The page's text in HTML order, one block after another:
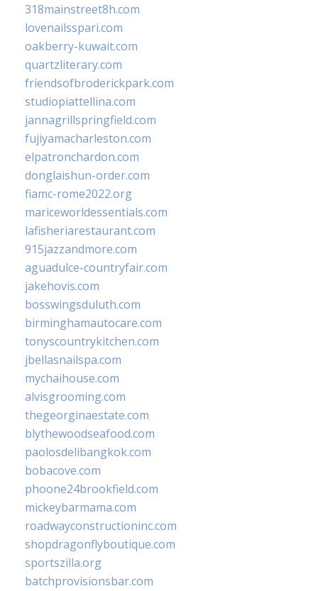
318mainstreet8h.com
lovenailsspari.com
oakberry-kuwait.com
quartzliterary.com
friendsofbroderickpark.com
studiopiattellina.com
jannagrillspringfield.com
fujiyamacharleston.com
elpatronchardon.com
donglaishun-order.com
fiamc-rome2022.org
mariceworldessentials.com
lafisheriarestaurant.com
915jazzandmore.com
aguadulce-countryfair.com
jakehovis.com
bosswingsduluth.com
birminghamautocare.com
tonyscountrykitchen.com
jbellasnailspa.com
mychaihouse.com
alvisgrooming.com
thegeorginaestate.com
blythewoodseafood.com
paolosdelibangkok.com
bobacove.com
phoone24brookfield.com
mickeybarmama.com
roadwayconstructioninc.com
shopdragonflyboutique.com
sportszilla.org
batchprovisionsbar.com